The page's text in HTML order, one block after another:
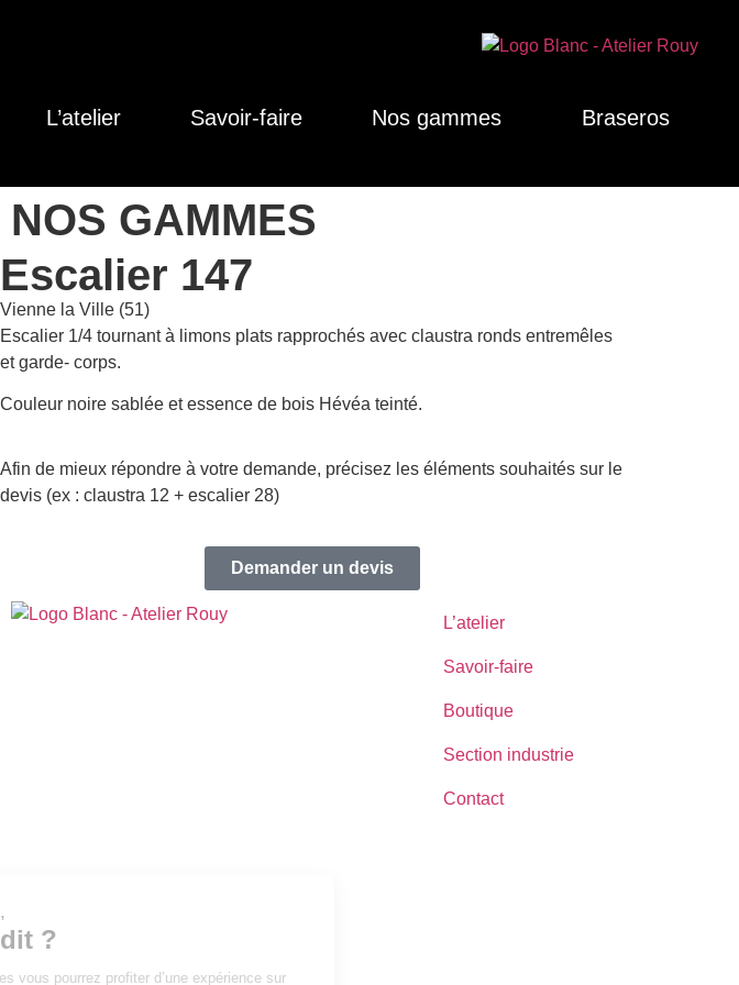
L’atelier Savoir-faire Nos gammes Braseros
NOS GAMMES
Escalier 147
Vienne la Ville (51)
Escalier 1/4 tournant à limons plats rapprochés avec claustra ronds entremêles
et garde- corps.
Couleur noire sablée et essence de bois Hévéa teinté.
Afin de mieux répondre à votre demande, précisez les éléments souhaités sur le
devis (ex : claustra 12 + escalier 28)
Demander un devis
L’atelier
Savoir-faire
Boutique
Section industrie
Contact